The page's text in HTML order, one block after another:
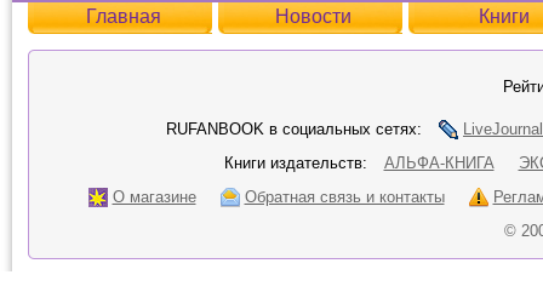
Главная Новости Книги
RUFANBOOK в социальных сетях:
LiveJournal
Книги издательств:
АЛЬФА-КНИГА
О магазине
Обратная связь и контакты
©